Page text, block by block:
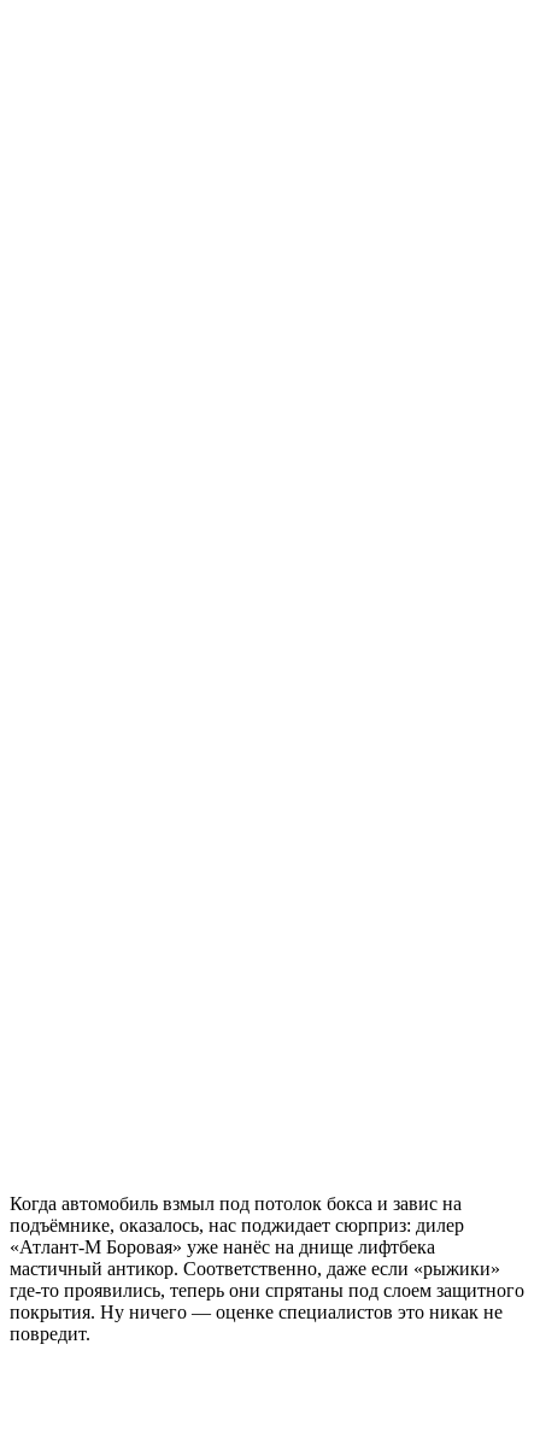
Когда автомобиль взмыл под потолок бокса и завис на
подъёмнике, оказалось, нас поджидает сюрприз: дилер
«Атлант-М Боровая» уже нанёс на днище лифтбека
мастичный антикор. Соответственно, даже если «рыжики»
где-то проявились, теперь они спрятаны под слоем защитного
покрытия. Ну ничего — оценке специалистов это никак не
повредит.